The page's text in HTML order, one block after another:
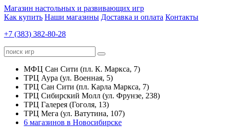
Магазин настольных и развивающих игр
Как купить Наши магазины Доставка и оплата Контакты
+7 (383) 382-80-28
МФЦ Сан Сити (пл. К. Маркса, 7)
ТРЦ Аура (ул. Военная, 5)
ТРЦ Сан Сити (пл. Карла Маркса, 7)
ТРЦ Сибирский Молл (ул. Фрунзе, 238)
ТРЦ Галерея (Гоголя, 13)
ТРЦ Мега (ул. Ватутина, 107)
6 магазинов в Новосибирске